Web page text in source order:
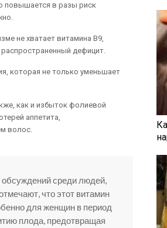
повышается в разы риск
не хватает витамина В9,
дефицит.
которая не только уменьшает
как и избыток фолиевой
аппетита,
волос.
обсуждений среди людей,
что этот витамин
для женщин в период
плода, предотвращая